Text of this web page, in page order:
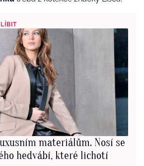
materiálům. Nosí se
hedvábí, které lichotí